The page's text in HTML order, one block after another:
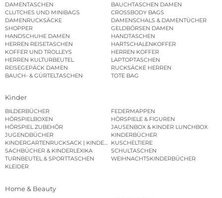
DAMENTASCHEN
BAUCHTASCHEN DAMEN
CLUTCHES UND MINIBAGS
CROSSBODY BAGS
DAMENRUCKSÄCKE
DAMENSCHALS & DAMENTÜCHER
SHOPPER
GELDBÖRSEN DAMEN
HANDSCHUHE DAMEN
HANDTASCHEN
HERREN REISETASCHEN
HARTSCHALENKOFFER
KOFFER UND TROLLEYS
HERREN KOFFER
HERREN KULTURBEUTEL
LAPTOPTASCHEN
REISEGEPÄCK DAMEN
RUCKSÄCKE HERREN
BAUCH- & GÜRTELTASCHEN
TOTE BAG
Kinder
BILDERBÜCHER
FEDERMAPPEN
HÖRSPIELBOXEN
HÖRSPIELE & FIGUREN
HÖRSPIEL ZUBEHÖR
JAUSENBOX & KINDER LUNCHBOX
JUGENDBÜCHER
KINDERBÜCHER
KINDERGARTENRUCKSACK | KINDERGARTENBEUTEL
KUSCHELTIERE
SACHBÜCHER & KINDERLEXIKA
SCHULTASCHEN
TURNBEUTEL & SPORTTASCHEN
WEIHNACHTSKINDERBÜCHER
KLEIDER
Home & Beauty